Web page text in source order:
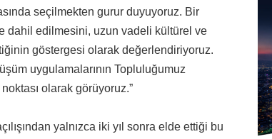
seçilmekten gurur duyuyoruz. Bir
dahil edilmesini, uzun vadeli kültürel ve
göstergesi olarak değerlendiriyoruz.
uygulamalarının Topluluğumuz
olarak görüyoruz.”
yalnızca iki yıl sonra elde ettiği bu